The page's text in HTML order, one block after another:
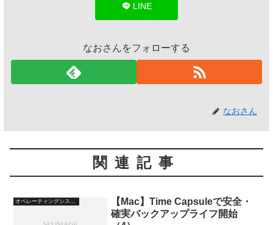
LINE
なおさんをフォローする
なおさん
関連記事
【Mac】Time Capsuleで安全・
確実バックアップライフ開始